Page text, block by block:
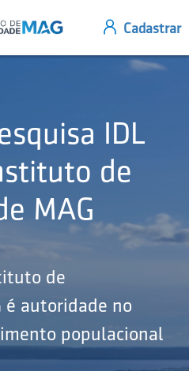
IDL
de
MAG
de
é autoridade no
populacional